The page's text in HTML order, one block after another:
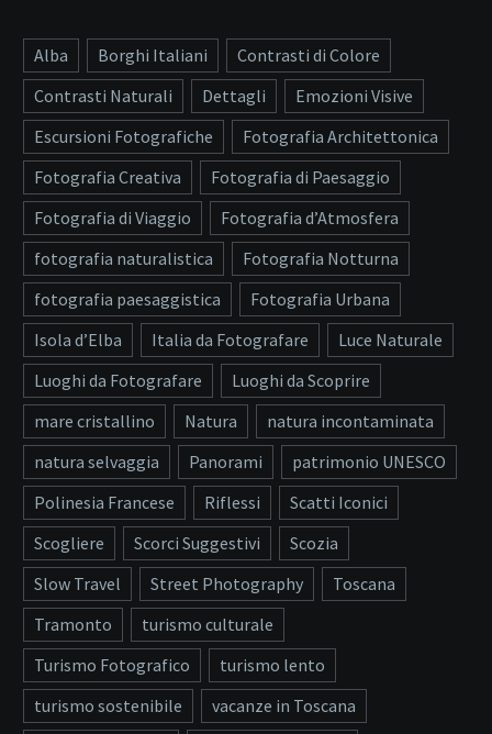
Alba Borghi Italiani
Contrasti di Colore
Contrasti Naturali
Dettagli
Emozioni Visive
Escursioni Fotografiche
Fotografia Architettonica
Fotografia Creativa
Fotografia di Paesaggio
Fotografia di Viaggio
Fotografia d’Atmosfera
fotografia naturalistica
Fotografia Notturna
fotografia paesaggistica
Fotografia Urbana
Isola d’Elba
Italia da Fotografare
Luce Naturale
Luoghi da Fotografare
Luoghi da Scoprire
mare cristallino
Natura
natura incontaminata
natura selvaggia
Panorami
patrimonio UNESCO
Polinesia Francese
Riflessi
Scatti Iconici
Scogliere
Scorci Suggestivi
Scozia
Slow Travel
Street Photography
Toscana
Tramonto
turismo culturale
Turismo Fotografico
turismo lento
turismo sostenibile
vacanze in Toscana